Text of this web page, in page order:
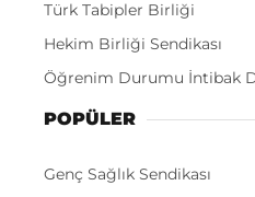
Türk Tabipler Birliği
Hekim Birliği Sendikası
Öğrenim Durumu İntibak
POPÜLER
Genç Sağlık Sendikası